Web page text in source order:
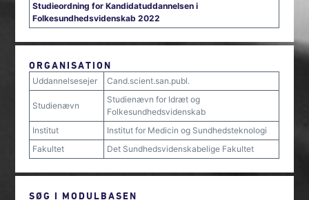
Studieordning for Kandidatuddannelsen i
Folkesundhedsvidenskab 2022
ORGANISATION
Uddannelsesejer Cand.scient.san.publ.
Studienævn
Studienævn for Idræt og
Folkesundhedsvidenskab
Institut
Institut for Medicin og Sundhedsteknologi
Fakultet
Det Sundhedsvidenskabelige Fakultet
SØG I MODULBASEN